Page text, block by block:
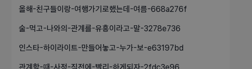
올해-친구들이랑-여행가기로했는데-여름-668a276f
술-먹고-나와의-관계를-유흥이라고-말-3278e736
인스타-하이라이트-만들어놓고-누가-보-e63197bd